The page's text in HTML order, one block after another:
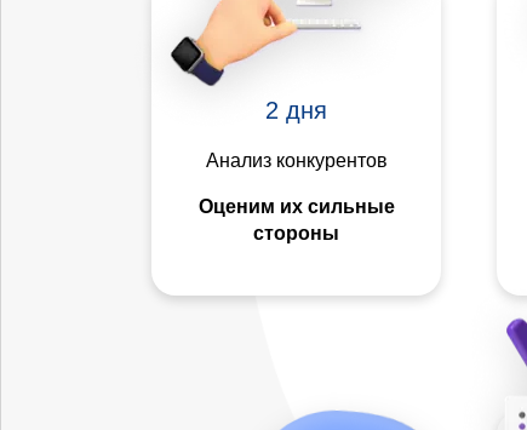
2 дня
Анализ конкурентов
Оценим их сильные
стороны